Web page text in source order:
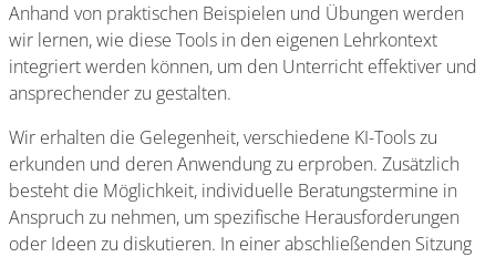
Anhand von praktischen Beispielen und Übungen werden
wir lernen, wie diese Tools in den eigenen Lehrkontext
integriert werden können, um den Unterricht effektiver und
ansprechender zu gestalten.
Wir erhalten die Gelegenheit, verschiedene KI-Tools zu
erkunden und deren Anwendung zu erproben. Zusätzlich
besteht die Möglichkeit, individuelle Beratungstermine in
Anspruch zu nehmen, um spezifische Herausforderungen
oder Ideen zu diskutieren. In einer abschließenden Sitzung